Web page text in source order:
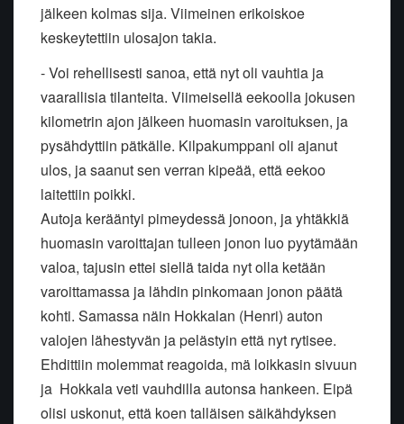
jälkeen kolmas sija. Viimeinen erikoiskoe
keskeytettiin ulosajon takia.
- Voi rehellisesti sanoa, että nyt oli vauhtia ja
vaarallisia tilanteita. Viimeisellä eekoolla jokusen
kilometrin ajon jälkeen huomasin varoituksen, ja
pysähdyttiin pätkälle. Kilpakumppani oli ajanut
ulos, ja saanut sen verran kipeää, että eekoo
laitettiin poikki.
Autoja kerääntyi pimeydessä jonoon, ja yhtäkkiä
huomasin varoittajan tulleen jonon luo pyytämään
valoa, tajusin ettei siellä taida nyt olla ketään
varoittamassa ja lähdin pinkomaan jonon päätä
kohti. Samassa näin Hokkalan (Henri) auton
valojen lähestyvän ja pelästyin että nyt rytisee.
Ehdittiin molemmat reagoida, mä loikkasin sivuun
ja Hokkala veti vauhdilla autonsa hankeen. Eipä
olisi uskonut, että koen talläisen säikähdyksen